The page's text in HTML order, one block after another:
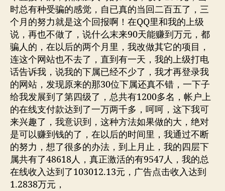
时总有种受骗的感觉，自已真的当回二百五了，三
个月的努力就是这个回报啊！在QQ里和我的上级
说，再也不做了，说什么末来90天能赚到万元，都
骗人的，在以后的两个月里，我改做其它的项目，
连这个网站也不去了，直到有一天，我的上级打电
话告诉我，说我的下属已经不少了，我才再登录我
的网站，发现原来的那30位下属还真不错，一下子
给我发展到了第四级了，总共有1200多名，帐户上
的在线支付款达到了一万两千多，呵呵，这下我可
来兴趣了，我意识到，这种方法如果做的大，绝对
是可以赚到钱的了，在以后的时间里，我通过不断
的努力，想了很多的办法，到上月止，我的四层下
属共有了48618人，真正激活的有9547人，我的总
在线收入达到了103012.13元，广告点击收入达到
1.2838万元，